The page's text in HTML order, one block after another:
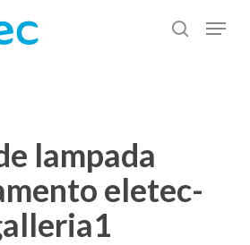
cerca
Menu
lampada
eletec-